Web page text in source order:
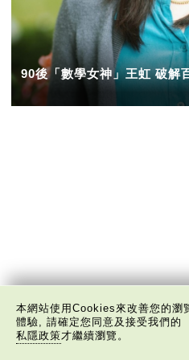
90後「數學女神」王虹 破解
本網站使用Cookies來改善您的瀏
體驗, 請確定您同意及接受我們的
私隱政策才繼續瀏覽。